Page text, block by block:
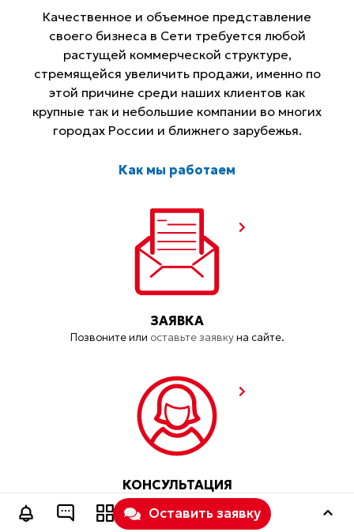
Качественное и объемное представление
своего бизнеса в Сети требуется любой
растущей коммерческой структуре,
стремящейся увеличить продажи, именно по
этой причине среди наших клиентов как
крупные так и небольшие компании во многих
городах России и ближнего зарубежья.
Как мы работаем
ЗАЯВКА
Позвоните или оставьте заявкуна сайте.
КОНСУЛЬТАЦИЯ
Обсуждаем что именно Вам нужно и помогаем
определить как это лучше сделать!
Оставить заявку